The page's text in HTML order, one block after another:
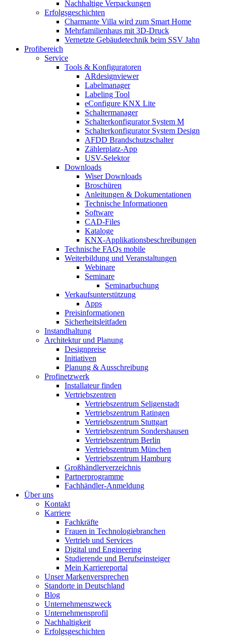
Nachhaltige Verpackungen
Erfolgsgeschichten
Charmante Villa wird zum Smart Home
Mehrfamilienhaus mit 3D-Druck
Vernetzte Gebäudetechnik beim SSV Jahn
Profibereich
Service
Tools & Konfiguratoren
ARdesignviewer
Labelmanager
Labeling Tool
eConfigure KNX Lite
Schaltermanager
Schalterkonfigurator System M
Schalterkonfigurator System Design
AFDD Brandschutzschalter
Zählerplatz-App
USV-Selektor
Downloads
Wiser Downloads
Broschüren
Anleitungen & Dokumentationen
Technische Informationen
Software
CAD-Files
Kataloge
KNX-Applikationsbeschreibungen
Technische FAQs mobile
Weiterbildung und Veranstaltungen
Webinare
Seminare
Seminarbuchung
Verkaufsunterstützung
Apps
Preisinformationen
Sicherheitsleitfaden
Instandhaltung
Architektur und Planung
Designpreise
Initiativen
Planung & Ausschreibung
Profinetzwerk
Installateur finden
Vertriebszentren
Vertriebszentrum Seligenstadt
Vertriebszentrum Ratingen
Vertriebszentrum Stuttgart
Vertriebszentrum Sondershausen
Vertriebszentrum Berlin
Vertriebszentrum München
Vertriebszentrum Hamburg
Großhändlerverzeichnis
Partnerprogramme
Fachhändler-Anmeldung
Über uns
Kontakt
Karriere
Fachkräfte
Frauen in Technologiebranchen
Vertrieb und Services
Digital und Engineering
Studierende und Berufseinsteiger
Mein Karriereportal
Unser Markenversprechen
Standorte in Deutschland
Blog
Unternehmenszweck
Unternehmensprofil
Nachhaltigkeit
Erfolgsgeschichten